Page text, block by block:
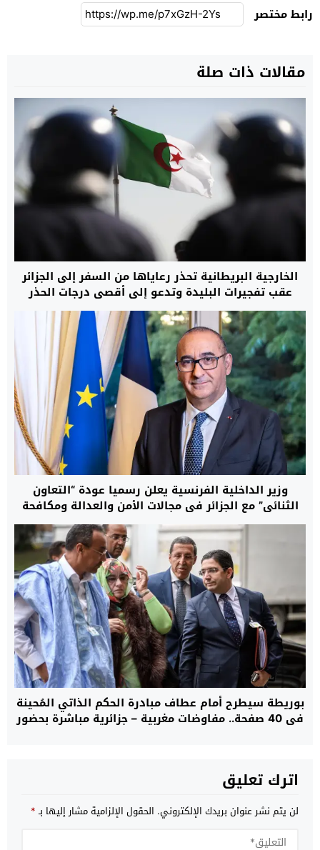
رابط مختصر
مقالات ذات صلة
الخارجية البريطانية تحذر رعاياها من السفر إلى الجزائر
عقب تفجيرات البليدة وتدعو إلى أقصى درجات الحذر
وزير الداخلية الفرنسية يعلن رسميا عودة “التعاون
الثنائي” مع الجزائر في مجالات الأمن والعدالة ومكافحة
الهجرة غير النظامية
بوريطة سيطرح أمام عطاف مبادرة الحكم الذاتي المُحينة
في 40 صفحة.. مفاوضات مغربية – جزائرية مباشرة بحضور
اترك تعليق
لن يتم نشر عنوان بريدك الإلكتروني. الحقول الإلزامية مشار إليها بـ*